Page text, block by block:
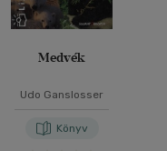
Medvék
Udo Ganslosser
Könyv